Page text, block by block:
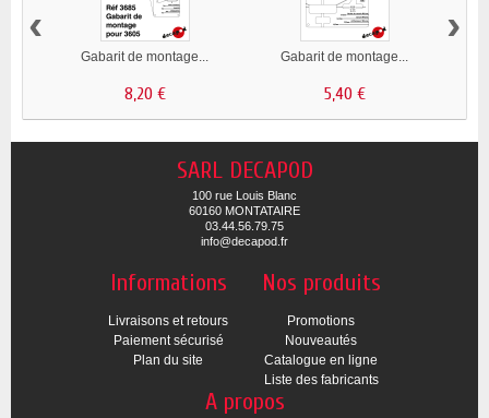
Gabarit de montage...
8,20 €
Gabarit de montage...
5,40 €
‹ ›
SARL DECAPOD
100 rue Louis Blanc
60160 MONTATAIRE
03.44.56.79.75
info@decapod.fr
Informations
Livraisons et retours
Paiement sécurisé
Plan du site
Nos produits
Promotions
Nouveautés
Catalogue en ligne
Liste des fabricants
A propos